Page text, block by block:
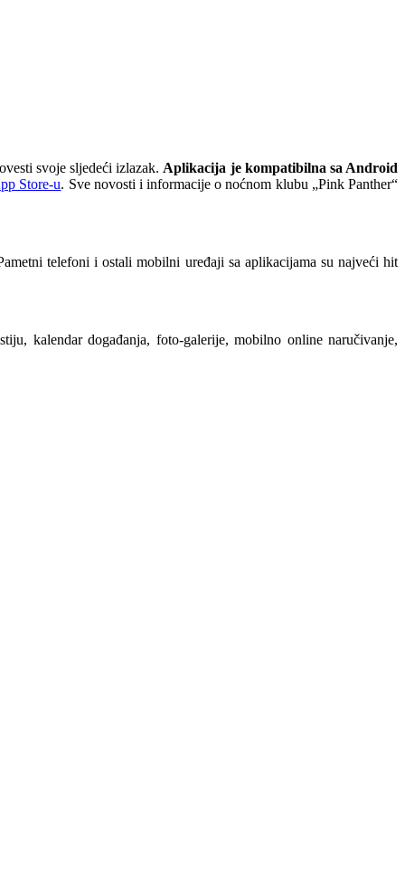
svoje sljedeći izlazak. Aplikacija je kompatibilna sa Android
Store-u. Sve novosti i informacije o noćnom klubu „Pink Panther“
telefoni i ostali mobilni uređaji sa aplikacijama su najveći hit
kalendar događanja, foto-galerije, mobilno online naručivanje,